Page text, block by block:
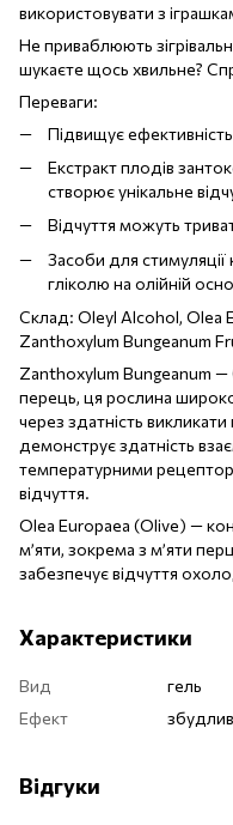
використовувати з
Не приваблюють
шукаєте щось хвильне?
Переваги:
Підвищує ефективність
Екстракт плодів
створює унікальне
Відчуття можуть
Засоби для стимуляції
гліколю на олійній
Склад: Oleyl Alcohol, Olea
Zanthoxylum Bungeanum
Zanthoxylum Bungeanum —
перець, ця рослина широко
через здатність
демонструє здатність
температурними
відчуття.
Olea Europaea (Olive) —
м’яти, зокрема з м’яти
забезпечує відчуття
Характеристики
Вид
гель
Ефект
Відгуки